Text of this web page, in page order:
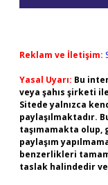
Reklam ve İletişim:
Yasal Uyarı: Bu
veya şahıs şirketi
Sitede yalnızca
paylaşılmaktadır.
taşımamakta olup,
paylaşım
benzerlikleri
taslak halindedir